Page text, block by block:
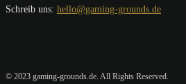
Schreib uns: hello@gaming-grounds.de
© 2023 gaming-grounds.de. All Rights Reserved.